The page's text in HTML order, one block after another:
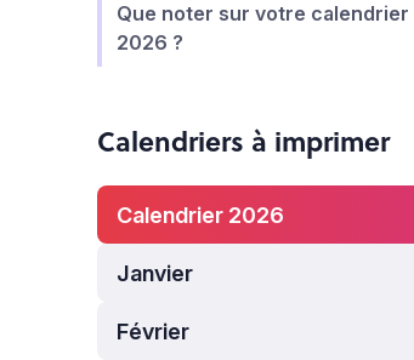
Que noter sur votre
2026 ?
Calendriers à imprimer
Calendrier 2026
Janvier
Février